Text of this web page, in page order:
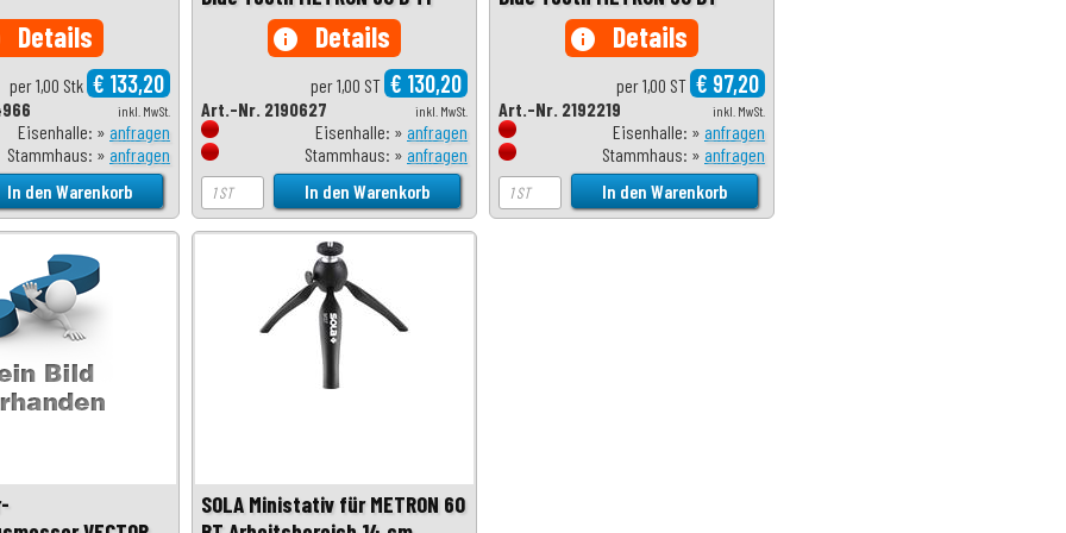
Details
per 1,00 Stk € 133,20
inkl. MwSt.
Eisenhalle: » anfragen
Stammhaus: » anfragen
info Details
per 1,00 ST € 130,20
inkl. MwSt.
Art.-Nr. 2190627
Eisenhalle: » anfragen
Stammhaus: » anfragen
info Details
per 1,00 ST € 97,20
inkl. MwSt.
Art.-Nr. 2192219
Eisenhalle: » anfragen
Stammhaus: » anfragen
SOLA Ministativ für METRON 60